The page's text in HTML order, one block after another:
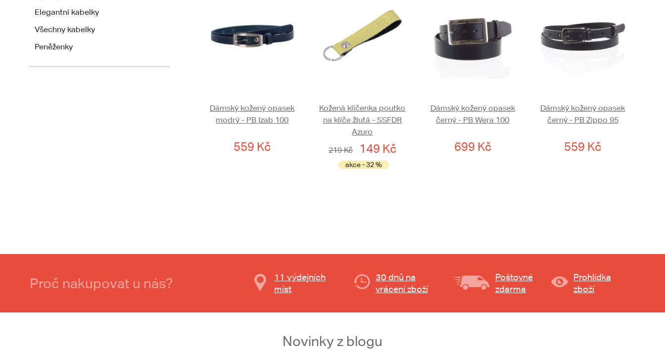
Elegantní kabelky
Všechny kabelky
Peněženky
Dámský kožený opasek
modrý - PB Izab 100
559 Kč
Kožená klíčenka poutko
na klíče žlutá - SSFDR
Azuro
219 Kč
149 Kč
akce - 32 %
Dámský kožený opasek
černý - PB Wera 100
699 Kč
Dámský kožený opasek
černý - PB Zippo 95
559 Kč
Proč nakupovat u nás?
11 výdejních
míst
30 dnů na
vrácení zboží
Poštovné
zdarma
Prohlídka
zboží
Novinky z blogu